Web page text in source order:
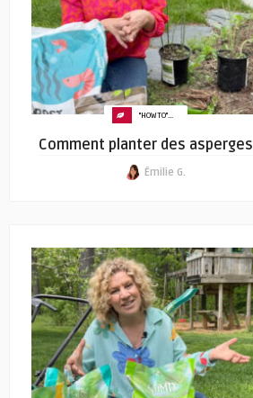
"HOW TO"...
Comment planter des asperges
Émilie G.